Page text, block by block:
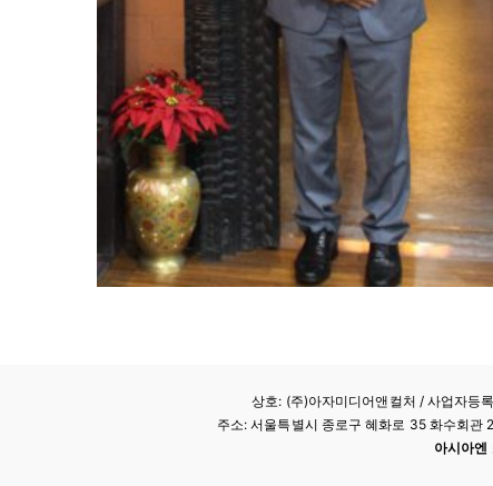
상호: (주)아자미디어앤컬처 /사업자등
주소: 서울특별시 종로구 혜화로 35 화수회
아시아엔